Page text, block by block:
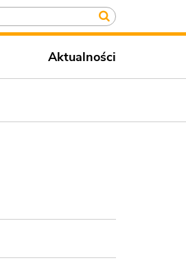
Aktualności